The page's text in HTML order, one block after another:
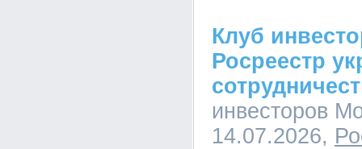
Клуб
Росреестр
инвесторов
14.07.2026,